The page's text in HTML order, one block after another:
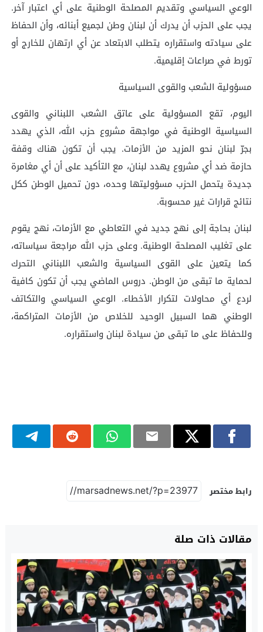
الوعي السياسي وتقديم المصلحة الوطنية على أي اعتبار آخر.
يجب على الحزب أن يدرك أن لبنان وطن لجميع أبنائه، وأن الحفاظ
على سيادته واستقراره يتطلب الابتعاد عن أي ارتهان للخارج أو
تورط في صراعات إقليمية.
مسؤولية الشعب والقوى السياسية
اليوم، تقع المسؤولية على عاتق الشعب اللبناني والقوى
السياسية الوطنية في مواجهة مشروع حزب الله، الذي يهدد
بجرّ لبنان نحو المزيد من الأزمات. يجب أن تكون هناك وقفة
حازمة ضد أي مشروع يهدد لبنان، مع التأكيد على أن أي مغامرة
جديدة يتحمل الحزب مسؤوليتها وحده، دون تحميل الوطن ككل
نتائج قرارات غير محسوبة.
لبنان بحاجة إلى نهج جديد في التعاطي مع الأزمات، نهج يقوم
على تغليب المصلحة الوطنية. وعلى حزب الله مراجعة سياساته،
كما يتعين على القوى السياسية والشعب اللبناني التحرك
لحماية ما تبقى من الوطن. دروس الماضي يجب أن تكون كافية
لردع أي محاولات لتكرار الأخطاء. الوعي السياسي والتكاتف
الوطني هما السبيل الوحيد للخلاص من الأزمات المتراكمة،
وللحفاظ على ما تبقى من سيادة لبنان واستقراره.
رابط مختصر
مقالات ذات صلة